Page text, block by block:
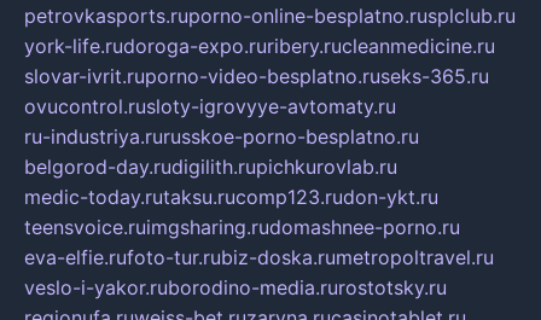
petrovkasports.ruporno-online-besplatno.rusplclub.ru
york-life.rudoroga-expo.ruribery.rucleanmedicine.ru
slovar-ivrit.ruporno-video-besplatno.ruseks-365.ru
ovucontrol.rusloty-igrovyye-avtomaty.ru
ru-industriya.rurusskoe-porno-besplatno.ru
belgorod-day.rudigilith.rupichkurovlab.ru
medic-today.rutaksu.rucomp123.rudon-ykt.ru
teensvoice.ruimgsharing.rudomashnee-porno.ru
eva-elfie.rufoto-tur.rubiz-doska.rumetropoltravel.ru
veslo-i-yakor.ruborodino-media.rurostotsky.ru